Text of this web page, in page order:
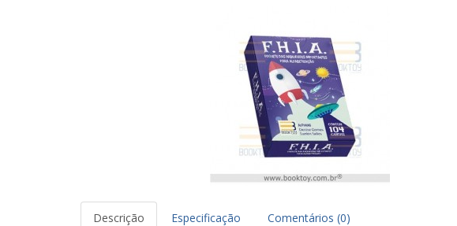
Descrição Especificação Comentários (0)